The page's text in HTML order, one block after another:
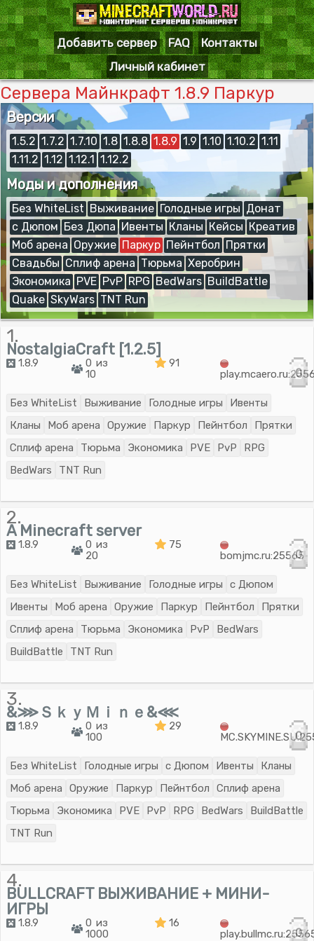
Добавить сервер FAQ
Контакты
Личный кабинет
Сервера Майнкрафт 1.8.9 Паркур
Версии
1.5.2 1.7.2 1.7.10 1.8 1.8.8 1.8.9 1.9 1.10 1.10.2 1.11
1.11.2 1.12 1.12.1 1.12.2
Моды и дополнения
Без WhiteList Выживание Голодные игры Донат
с Дюпом Без Дюпа Ивенты Кланы Кейсы Креатив
Моб арена Оружие Паркур Пейнтбол Прятки
Свадьбы Сплиф арена Тюрьма Херобрин
Экономика PVE PvP RPG BedWars BuildBattle
Quake SkyWars TNT Run
1.
NostalgiaCraft [1.2.5]
1.8.9
0 из
10
91
0
Без WhiteList Выживание Голодные игры
Ивенты
Кланы
Моб арена Оружие Паркур Пейнтбол
Прятки
Сплиф арена
Тюрьма Экономика PVE PvP
RPG
BedWars
TNT Run
2.
A Minecraft server
1.8.9
0 из
20
75
bomjmc.ru:25565
0
Без WhiteList Выживание Голодные игры
с Дюпом
Ивенты
Моб арена Оружие Паркур Пейнтбол
Прятки
Сплиф арена
Тюрьма Экономика PvP
BedWars
BuildBattle
TNT Run
3.
&⋙ＳｋｙＭｉｎｅ&⋘
1.8.9
0 из
100
29
0
Без WhiteList Голодные игры с Дюпом Ивенты
Кланы
Моб арена
Оружие Паркур Пейнтбол
Сплиф арена
Тюрьма
Экономика PVE PvP RPG BedWars
BuildBattle
TNT Run
4.
BULLCRAFT ВЫЖИВАНИЕ + МИНИ-
ИГРЫ
1.8.9
0 из
1000
16
0